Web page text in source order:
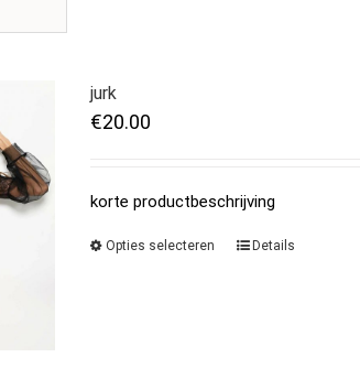
jurk
€20.00
korte productbeschrijving
Opties selecteren Details